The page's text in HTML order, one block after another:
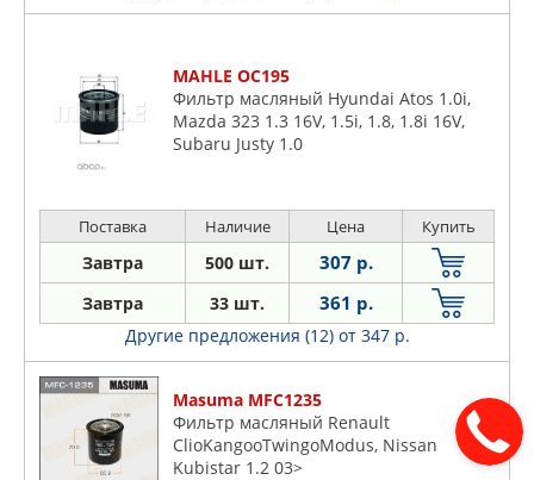
MAHLE OC195
Фильтр масляный Hyundai Atos 1.0i,
Mazda 323 1.3 16V, 1.5i, 1.8, 1.8i 16V,
Subaru Justy 1.0
Поставка Наличие Цена Купить
Завтра 500 шт. 307 р.
Завтра 33 шт. 361 р.
Другие предложения (12) от 347 р.
Masuma MFC1235
Фильтр масляный Renault
ClioKangooTwingoModus, Nissan
Kubistar 1.2 03>